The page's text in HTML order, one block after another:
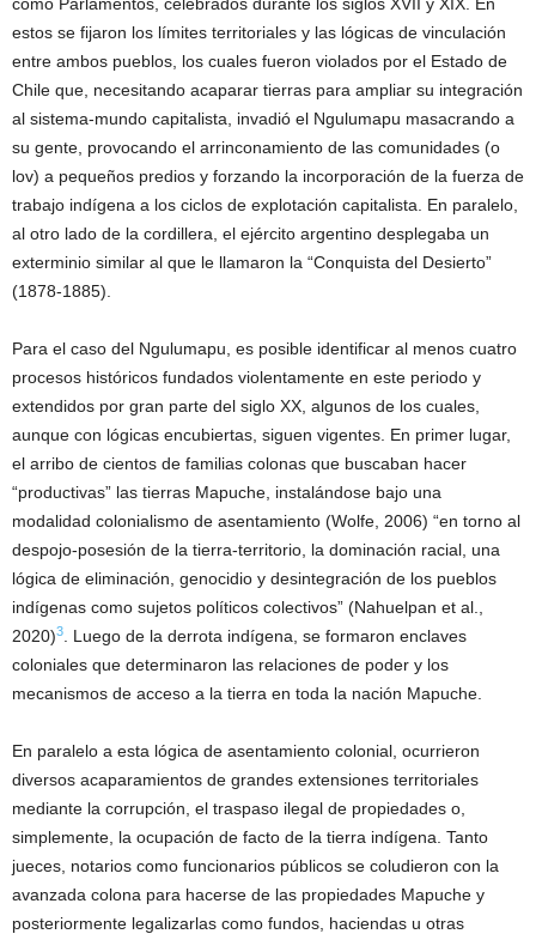
estos se fijaron los límites territoriales y las lógicas de vinculación
entre ambos pueblos, los cuales fueron violados por el Estado de
Chile que, necesitando acaparar tierras para ampliar su integración
al sistema-mundo capitalista, invadió el Ngulumapu masacrando a
su gente, provocando el arrinconamiento de las comunidades (o
lov) a pequeños predios y forzando la incorporación de la fuerza de
trabajo indígena a los ciclos de explotación capitalista. En paralelo,
al otro lado de la cordillera, el ejército argentino desplegaba un
exterminio similar al que le llamaron la “Conquista del Desierto”
(1878-1885).
Para el caso del Ngulumapu, es posible identificar al menos cuatro
procesos históricos fundados violentamente en este periodo y
extendidos por gran parte del siglo XX, algunos de los cuales,
aunque con lógicas encubiertas, siguen vigentes. En primer lugar,
el arribo de cientos de familias colonas que buscaban hacer
“productivas” las tierras Mapuche, instalándose bajo una
modalidad colonialismo de asentamiento (Wolfe, 2006) “en torno al
despojo-posesión de la tierra-territorio, la dominación racial, una
lógica de eliminación, genocidio y desintegración de los pueblos
indígenas como sujetos políticos colectivos” (Nahuelpan et al.,
2020)3
. Luego de la derrota indígena, se formaron enclaves
coloniales que determinaron las relaciones de poder y los
mecanismos de acceso a la tierra en toda la nación Mapuche.
En paralelo a esta lógica de asentamiento colonial, ocurrieron
diversos acaparamientos de grandes extensiones territoriales
mediante la corrupción, el traspaso ilegal de propiedades o,
simplemente, la ocupación de facto de la tierra indígena. Tanto
jueces, notarios como funcionarios públicos se coludieron con la
avanzada colona para hacerse de las propiedades Mapuche y
posteriormente legalizarlas como fundos, haciendas u otras